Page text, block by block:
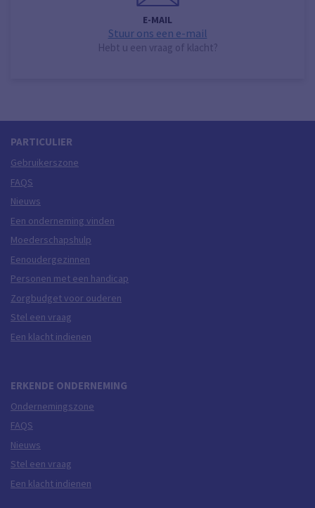
E-MAIL
Stuur ons een e-mail
Hebt u een vraag of klacht?
PARTICULIER
Gebruikerszone
FAQS
Nieuws
Een onderneming vinden
Moederschapshulp
Eenoudergezinnen
Personen met een handicap
Zorgbudget voor ouderen
Stel een vraag
Een klacht indienen
ERKENDE ONDERNEMING
Ondernemingszone
FAQS
Nieuws
Stel een vraag
Een klacht indienen